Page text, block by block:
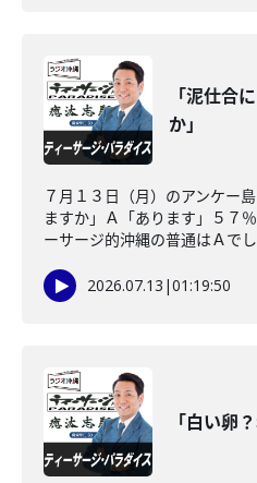
「泥仕合
か」
７月１３日（月）のアンケー
ますか」Ａ「あります」５７
ーサージ的沖縄の普通はＡでし
2026.07.13 |01:19:50
「白い卵